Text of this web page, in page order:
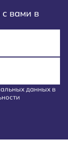
вами в
данных в